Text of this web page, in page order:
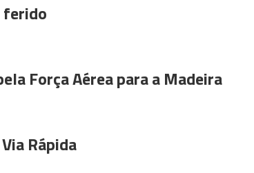
ferido
Força Aérea para a Madeira
Rápida